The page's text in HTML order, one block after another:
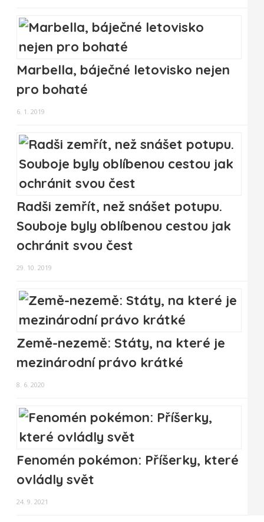
Marbella, báječné letovisko nejen
pro bohaté
6. 1. 2019
Radši zemřít, než snášet potupu.
Souboje byly oblíbenou cestou jak
ochránit svou čest
29. 10. 2019
Země-nezemě: Státy, na které je
mezinárodní právo krátké
8. 6. 2020
Fenomén pokémon: Příšerky, které
ovládly svět
24. 9. 2021